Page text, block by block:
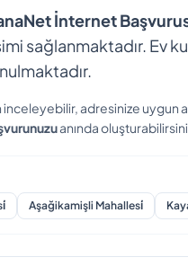
İnternet
sağlanmaktadır. Ev
adresinize uygun
anında
Aşağikamişli Mahallesi̇